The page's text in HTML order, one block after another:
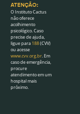
ATENÇÃO:
O Instituto Cactus
não oferece
acolhimento
psicológico. Caso
precise de ajuda,
ligue para 188(CVV)
ou acesse
www.cvv.org.br. Em
caso de emergência,
procure
atendimento em um
hospital mais
próximo.